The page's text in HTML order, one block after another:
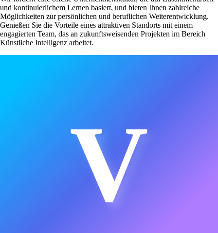
und kontinuierlichem Lernen basiert, und bieten Ihnen zahlreiche
Möglichkeiten zur persönlichen und beruflichen Weiterentwicklung.
Genießen Sie die Vorteile eines attraktiven Standorts mit einem
engagierten Team, das an zukunftsweisenden Projekten im Bereich
Künstliche Intelligenz arbeitet.
V